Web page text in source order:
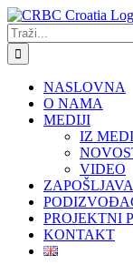
Skip
to
content
Traži...
NASLOVNA
O NAMA
MEDIJI
IZ
VIDEO
PROJEKTNI
KONTAKT